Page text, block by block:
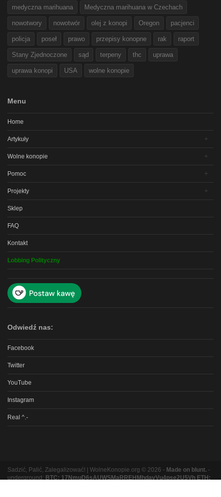
medyczna marihuana Medyczna marihuana w Czechach
nowotwory nowotwór olej z konopi Oregon pacjenci
policja poseł prawo przepisy konopne rak raport
Stany Zjednoczone sąd terpeny thc uprawa
uprawa konopi USA wolne konopie
Menu
Home
Artykuły
Wolne konopie
Pomoc
Projekty
Sklep
FAQ
Kontakt
Lobbing Polityczny
Odwiedź nas:
Facebook
Twitter
YouTube
Instagram
Real ^.-
Sadzić, Palić, Zalegalizować! | WolneKonopie.org © 2026 - Made on blunt. -
underground: BTC: 17NmuD6sAUWSMaRREHMhdavVu4pse2U5Vh ETH: